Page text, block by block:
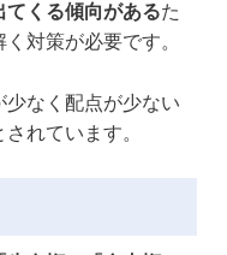
くる傾向があるた
対策が必要です。
なく配点が少ない
れています。